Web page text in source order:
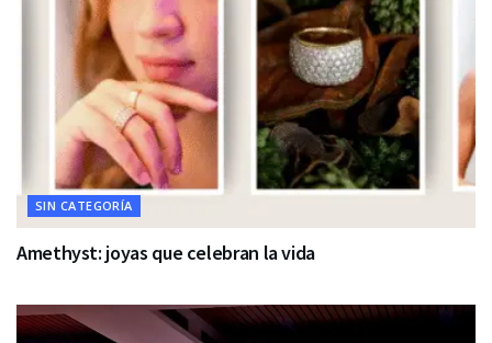
SIN CATEGORÍA
Amethyst: joyas que celebran la vida